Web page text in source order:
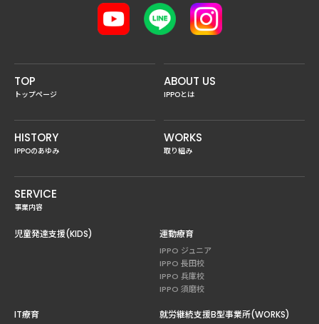
TOP
トップページ
ABOUT US
IPPOとは
HISTORY
IPPOのあゆみ
WORKS
取り組み
SERVICE
事業内容
児童発達支援(KIDS) 運動療育
IPPO ジュニア
IPPO 長田校
IPPO 兵庫校
IPPO 須磨校
IT療育 就労継続支援B型事業所(WORKS)